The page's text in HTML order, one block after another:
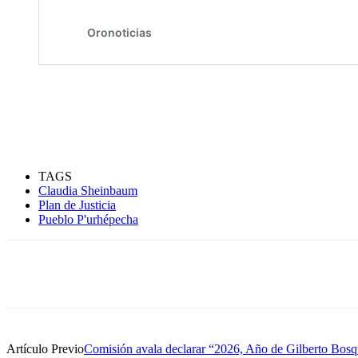
TAGS
Claudia Sheinbaum
Plan de Justicia
Pueblo P'urhépecha
Artículo PrevioComisión avala declarar “2026, Año de Gilberto